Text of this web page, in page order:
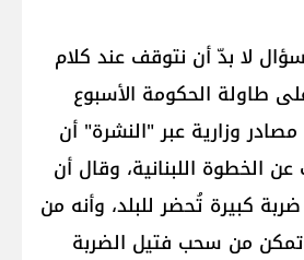
لا بدّ أن نتوقف عند كلام
طاولة الحكومة الأسبوع
وزارية عبر "النشرة" أن
الخطوة اللبنانية، وقال أن
كبيرة تُحضر للبلد، وأنه من
من سحب فتيل الضربة